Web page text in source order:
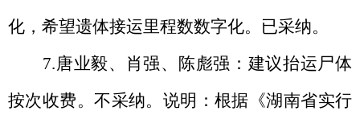
化，希望遗体接运里程数数字化。已采纳。
7.唐业毅、肖强、陈彪强：建议抬运尸体
按次收费。不采纳。说明：根据《湖南省实行